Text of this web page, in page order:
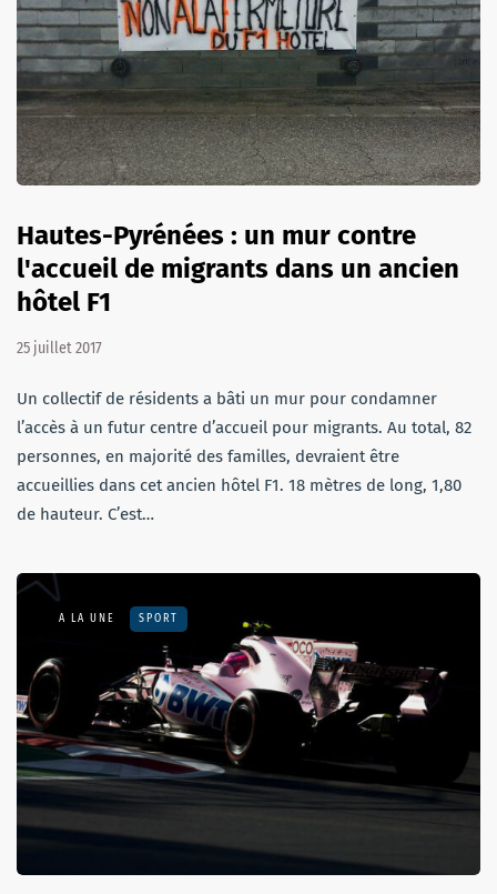
Hautes-Pyrénées : un mur contre
l'accueil de migrants dans un ancien
hôtel F1
25 juillet 2017
Un collectif de résidents a bâti un mur pour condamner
l’accès à un futur centre d’accueil pour migrants. Au total, 82
personnes, en majorité des familles, devraient être
accueillies dans cet ancien hôtel F1. 18 mètres de long, 1,80
de hauteur. C’est…
A LA UNE SPORT